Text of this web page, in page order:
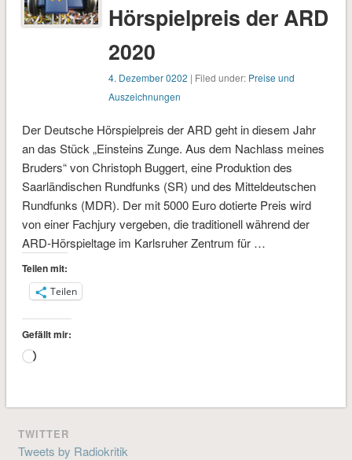
Hörspielpreis der ARD
2020
4. Dezember 0202 | Filed under: Preise und
Auszeichnungen
Der Deutsche Hörspielpreis der ARD geht in diesem Jahr
an das Stück „Einsteins Zunge. Aus dem Nachlass meines
Bruders“ von Christoph Buggert, eine Produktion des
Saarländischen Rundfunks (SR) und des Mitteldeutschen
Rundfunks (MDR). Der mit 5000 Euro dotierte Preis wird
von einer Fachjury vergeben, die traditionell während der
ARD-Hörspieltage im Karlsruher Zentrum für …
Teilen mit:
Teilen
Gefällt mir:
Wird
TWITTER
Tweets by Radiokritik